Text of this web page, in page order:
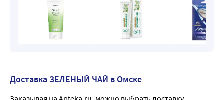
Доставка ЗЕЛЕНЫЙ ЧАЙ в Омске